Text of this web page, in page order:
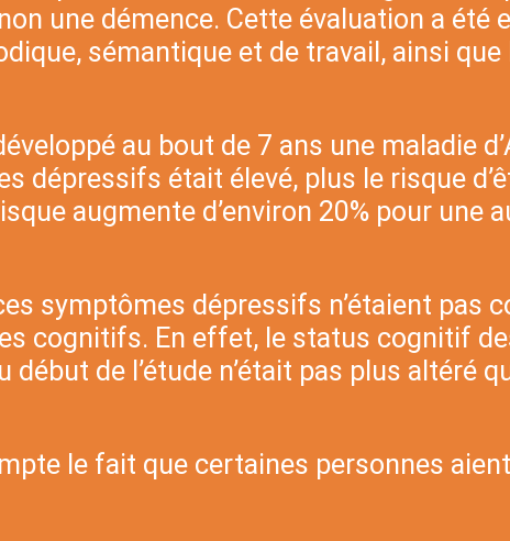
une démence. Cette évaluation a été
sémantique et de travail, ainsi
au bout de 7 ans une maladie
dépressifs était élevé, plus le risque
augmente d’environ 20% pour une
symptômes dépressifs n’étaient pas
cognitifs. En effet, le status cognitif
de l’étude n’était pas plus altéré
le fait que certaines personnes